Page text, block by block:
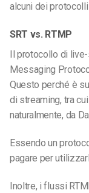
alcuni dei
SRT vs. RTMP
Il protocollo di
Messaging
Questo perché è
di streaming, tra
naturalmente, da
Essendo un
pagare per
Inoltre, i flussi